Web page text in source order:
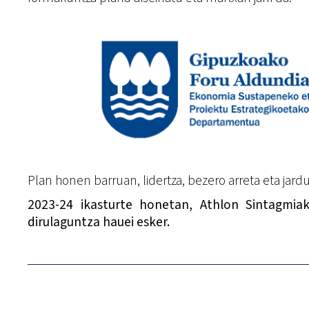
Plan honen barruan, lidertza, bezero arreta eta
2023-24 ikasturte honetan, Athlon
dirulaguntza hauei esker.